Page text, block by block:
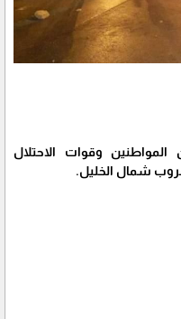
وقوات الاحتلال
شمال الخليل.